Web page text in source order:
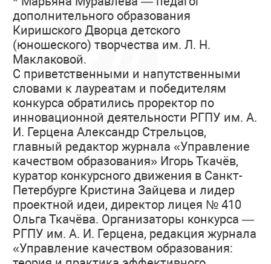
дополнительного образования
Киришского Дворца детского
(юношеского) творчества им. Л. Н.
Маклаковой.
С приветственными и напутственными
словами к лауреатам и победителям
конкурса обратились проректор по
инновационной деятельности РГПУ им. А.
И. Герцена Александр Стрельцов,
главный редактор журнала «Управление
качеством образования» Игорь Ткачёв,
куратор конкурсного движения в Санкт-
Петербурге Кристина Зайцева и лидер
проектной идеи, директор лицея № 410
Ольга Ткачёва. Организаторы конкурса —
РГПУ им. А. И. Герцена, редакция журнала
«Управление качеством образования: